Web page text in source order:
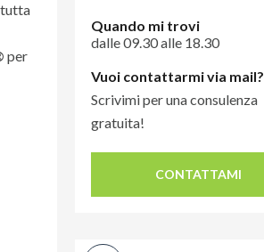
tutta
per
Quando mi trovi
dalle 09.30 alle 18.30
Vuoi contattarmi via mail?
Scrivimi per una consulenza
gratuita!
CONTATTAMI